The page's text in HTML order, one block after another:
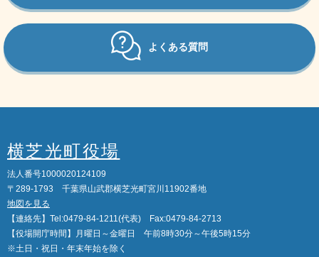
よくある質問
横芝光町役場
法人番号1000020124109
〒289-1793 千葉県山武郡横芝光町宮川11902番地
地図を見る
【連絡先】Tel:0479-84-1211(代表) Fax:0479-84-2713
【役場開庁時間】月曜日～金曜日 午前8時30分～午後5時15分
※土日・祝日・年末年始を除く